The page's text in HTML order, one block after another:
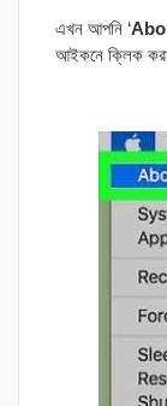
এখন আপনি ‘
আইকনে ক্লিক